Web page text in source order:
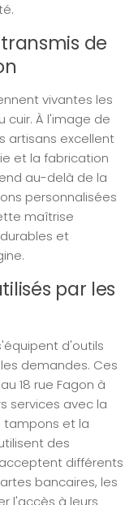
de
vivantes les
cuir. À l'image de
artisans excellent
et la fabrication
au-delà de la
personnalisées
maîtrise
et
par les
d'outils
demandes. Ces
18 rue Fagon à
services avec la
tampons et la
des
différents
bancaires, les
l'accès à leurs